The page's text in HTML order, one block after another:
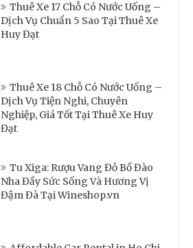
Thuê Xe 17 Chỗ Có Nước Uống –
Dịch Vụ Chuẩn 5 Sao Tại Thuê Xe
Huy Đạt
Thuê Xe 18 Chỗ Có Nước Uống –
Dịch Vụ Tiện Nghi, Chuyên
Nghiệp, Giá Tốt Tại Thuê Xe Huy
Đạt
Tu Xiga: Rượu Vang Đỏ Bồ Đào
Nha Đầy Sức Sống Và Hương Vị
Đậm Đà Tại Wineshop.vn